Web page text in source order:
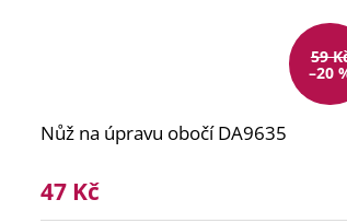
59
–20
Nůž na úpravu obočí DA9635
47 Kč